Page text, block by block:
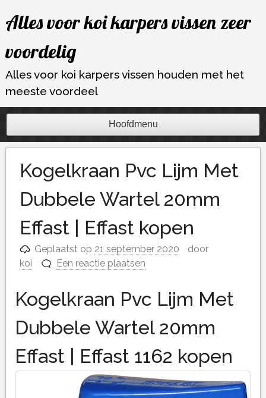
naar
inhoud
Alles voor koi karpers vissen zeer
voordelig
Alles voor koi karpers vissen houden met het
meeste voordeel
Hoofdmenu
Kogelkraan Pvc Lijm Met
Dubbele Wartel 20mm
Effast | Effast kopen
Geplaatst op 21 september 2020
door
koi
Een reactie plaatsen
Kogelkraan Pvc Lijm Met
Dubbele Wartel 20mm
Effast | Effast 1162 kopen